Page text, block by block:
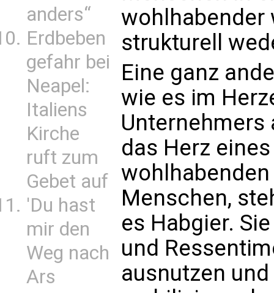
anders“
Erdbeben
gefahr bei
Neapel:
Italiens
Kirche
ruft zum
Gebet auf
'Du hast
mir den
Weg nach
Ars
wohlhabender
strukturell
Eine ganz
wie es im
Unternehmers
das Herz
Menschen,
es Habgier.
und
ausnutzen